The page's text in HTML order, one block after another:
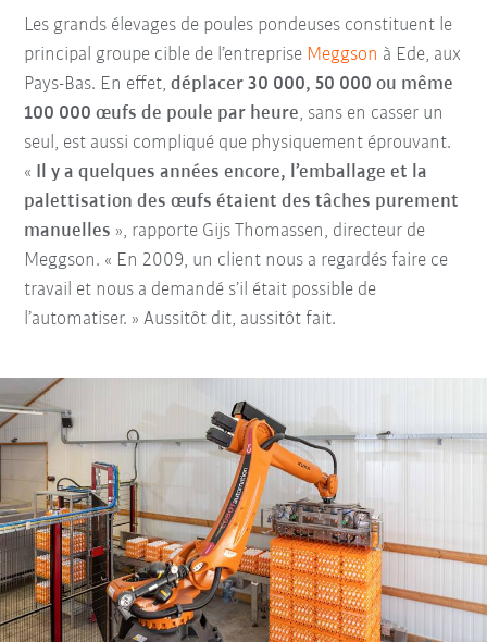
Les grands élevages de poules pondeuses constituent le
principal groupe cible de l’entreprise Meggson à Ede, aux
Pays-Bas. En effet,déplacer 30 000, 50 000 ou même
100 000 œufs de poule par heure, sans en casser un
seul, est aussi compliqué que physiquement éprouvant.
« Il y a quelques années encore, l’emballage et la
palettisation des œufs étaient des tâches purement
manuelles », rapporte Gijs Thomassen, directeur de
Meggson. « En 2009, un client nous a regardés faire ce
travail et nous a demandé s’il était possible de
l’automatiser. » Aussitôt dit, aussitôt fait.